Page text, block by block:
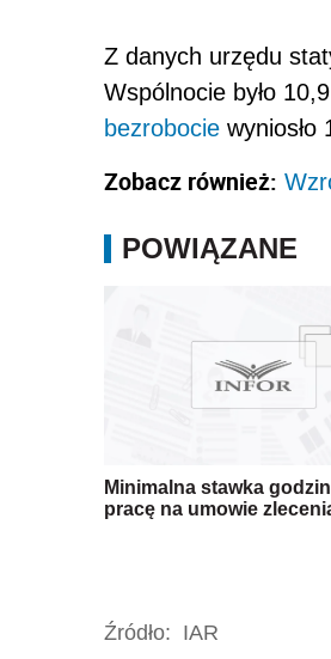
Z danych urzędu
Wspólnocie było
bezrobocie wyniosło
Zobacz również:
POWIĄZANE
Minimalna stawka
pracę na umowie
Źródło: IAR